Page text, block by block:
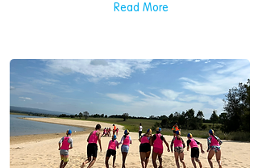
Read More